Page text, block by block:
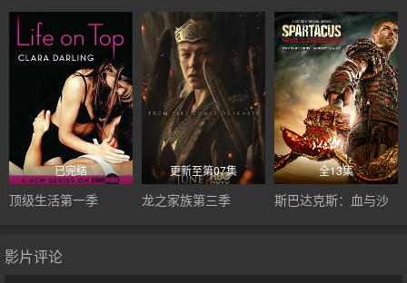
已完结
顶级生活第一季
更新至第07集
龙之家族第三季
全13集
斯巴达克斯：血与沙
影片评论